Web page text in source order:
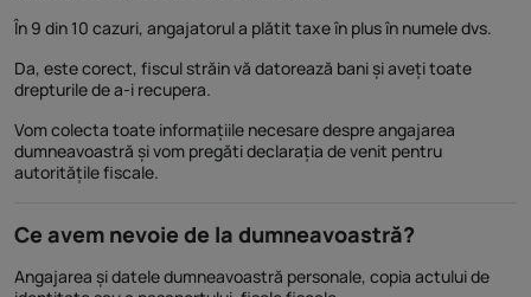
În 9 din 10 cazuri, angajatorul a plătit taxe în plus în numele dvs.
Da, este corect, fiscul străin vă datorează bani și aveți toate
drepturile de a-i recupera.
Vom colecta toate informațiile necesare despre angajarea
dumneavoastră și vom pregăti declarația de venit pentru
autoritățile fiscale.
Ce avem nevoie de la dumneavoastră?
Angajarea și datele dumneavoastră personale, copia actului de